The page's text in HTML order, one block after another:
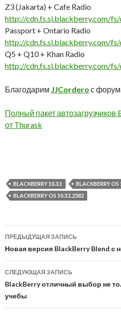
Z3 (Jakarta) + Cafe Radio
http://cdn.fs.sl.blackberry.com/
Passport + Ontario Radio
http://cdn.fs.sl.blackberry.com/
Q5 + Q10 + Khan Radio
http://cdn.fs.sl.blackberry.com/
Благодарим JJCordero с
Полный пакет автозагрузчиков
от Thurask
BLACKBERRY 10.3.1
BLACKBERRY OS
BLACKBERRY OS 10.3.1.2582
Навигация
по
записям
ПРЕДЫДУЩАЯ ЗАПИСЬ
Новая версия BlackBerry Blend
СЛЕДУЮЩАЯ ЗАПИСЬ
BlackBerry отличный выбор не
учебы